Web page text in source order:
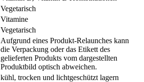
Vegetarisch
Vitamine
Vegetarisch
Aufgrund eines Produkt-Relaunches kann
die Verpackung oder das Etikett des
gelieferten Produkts vom dargestellten
Produktbild optisch abweichen.
kühl, trocken und lichtgeschützt lagern